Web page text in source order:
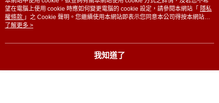
望在電腦上使用 cookie 時應如何變更電腦的 cookie 設定，請參閱本網站「 隱私
權條款 」之 Cookie 聲明。您繼續使用本網站即表示您同意本公司得按本網站使
用條款之 Cookie 聲明使用 cookie。
了解更多 >
我知道了